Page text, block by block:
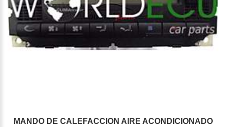
MANDO DE CALEFACCION AIRE ACONDICIONADO